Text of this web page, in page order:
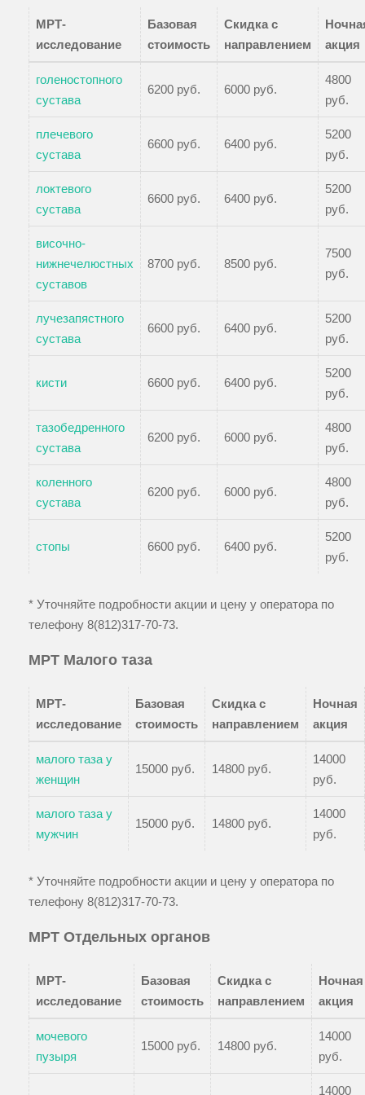
МРТ-
исследование
Базовая
стоимость
Скидка с
направлением
акция
голеностопного
сустава
6200 руб. 6000 руб.
4800
руб.
плечевого
сустава
6600 руб. 6400 руб.
5200
руб.
локтевого
сустава
6600 руб. 6400 руб.
5200
руб.
височно-
нижнечелюстных
суставов
8700 руб. 8500 руб.
7500
руб.
лучезапястного
сустава
6600 руб. 6400 руб.
5200
руб.
кисти 6600 руб. 6400 руб.
5200
руб.
тазобедренного
сустава
6200 руб. 6000 руб.
4800
руб.
коленного
сустава
6200 руб. 6000 руб.
4800
руб.
стопы 6600 руб. 6400 руб.
5200
руб.
* Уточняйте подробности акции и цену у оператора по
телефону 8(812)317-70-73.
МРТ Малого таза
МРТ-
исследование
Базовая
стоимость
Скидка с
направлением
Ночная
акция
малого таза у
женщин
15000 руб. 14800 руб.
14000
руб.
малого таза у
мужчин
15000 руб. 14800 руб.
14000
руб.
* Уточняйте подробности акции и цену у оператора по
телефону 8(812)317-70-73.
МРТ Отдельных органов
МРТ-
исследование
Базовая
стоимость
Скидка с
направлением
Ночная
акция
мочевого
пузыря
15000 руб. 14800 руб.
14000
руб.
14000